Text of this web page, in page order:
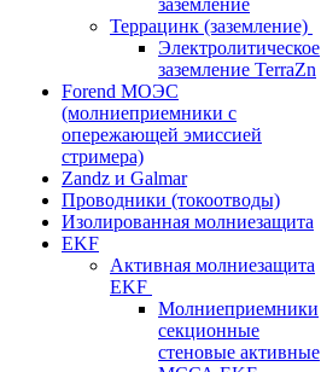
заземление
Террацинк (заземление)
Электролитическое
заземление TerraZn
Forend МОЭС
(молниеприемники с
опережающей эмиссией
стримера)
Zandz и Galmar
Проводники (токоотводы)
Изолированная молниезащита
EKF
Активная молниезащита
EKF
Молниеприемники
секционные
стеновые активные